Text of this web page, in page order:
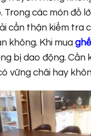
Trong các món đồ
cẩn thận kiểm tra
không. Khi mua
bị dao động. Cần
vững chãi hay